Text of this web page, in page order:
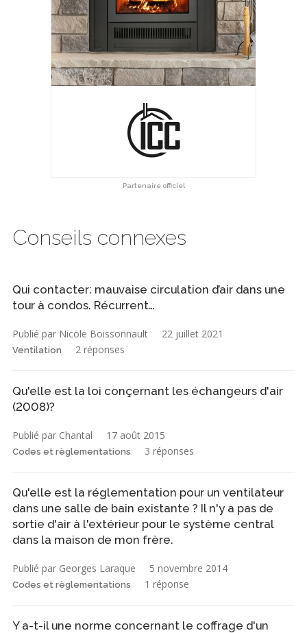
Partenaire officiel
Conseils connexes
Qui contacter: mauvaise circulation d’air dans une
tour à condos. Récurrent…
Publié par Nicole Boissonnault 22 juillet 2021
Ventilation 2 réponses
Qu'elle est la loi conçernant les échangeurs d'air
(2008)?
Publié par Chantal 17 août 2015
Codes et règlementations 3 réponses
Qu'elle est la réglementation pour un ventilateur
dans une salle de bain existante ? Il n'y a pas de
sortie d'air à l'extérieur pour le système central
dans la maison de mon frère.
Publié par Georges Laraque 5 novembre 2014
Codes et règlementations 1 réponse
Y a-t-il une norme concernant le coffrage d'un